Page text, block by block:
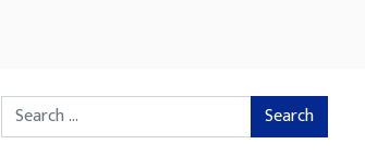
Search for: